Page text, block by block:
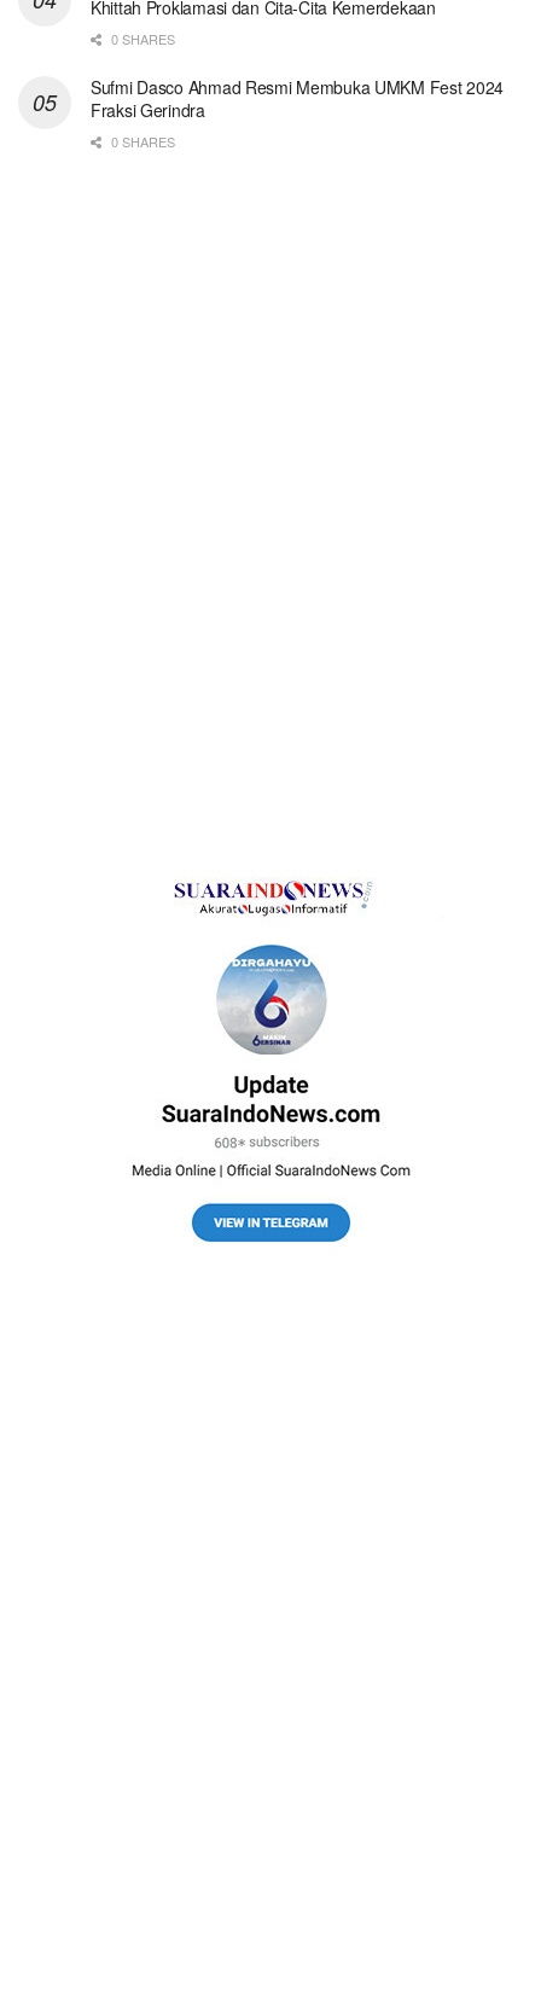
Khittah Proklamasi dan Cita-Cita Kemerdekaan
0 SHARES
Sufmi Dasco Ahmad Resmi Membuka UMKM Fest 2024
Fraksi Gerindra
0 SHARES